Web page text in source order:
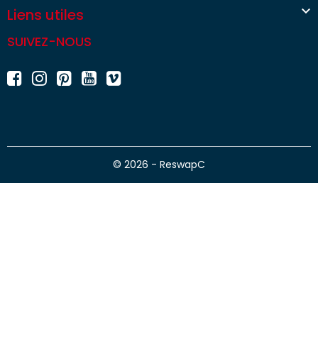
Liens utiles 
SUIVEZ-NOUS
© 2026 - ReswapC